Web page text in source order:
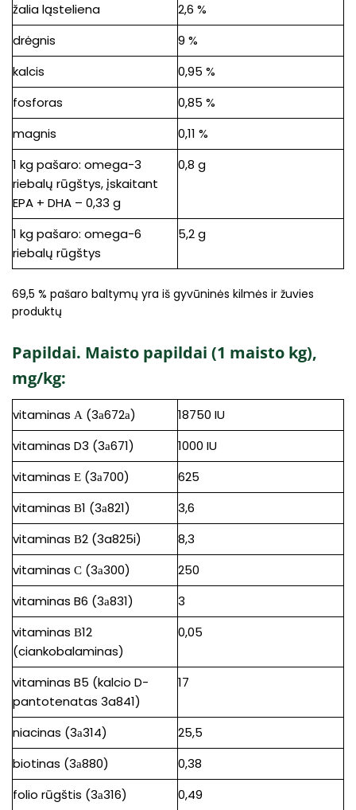
žalia ląsteliena
2,6 %
drėgnis
9 %
kalcis
0,95 %
fosforas
0,85 %
magnis
0,11 %
1 kg pašaro: omega-3
riebalų rūgštys, įskaitant
EPA + DHA – 0,33 g
0,8 g
1 kg pašaro: omega-6
riebalų rūgštys
5,2 g
69,5 % pašaro baltymų yra iš gyvūninės kilmės ir žuvies
produktų
Papildai. Maisto papildai (1 maisto kg),
mg/kg:
vitaminas А (3а672а)
18750 IU
vitaminas D3 (3а671)
1000 IU
vitaminas Е (3а700)
625
vitaminas В1 (3а821)
3,6
vitaminas В2 (3a825i)
8,3
vitaminas С (3а300)
250
vitaminas B6 (3а831)
3
vitaminas В12
(ciankobalaminas)
0,05
vitaminas B5 (kalcio D-
pantotenatas 3a841)
17
niacinas (3а314)
25,5
biotinas (3а880)
0,38
folio rūgštis (3а316)
0,49